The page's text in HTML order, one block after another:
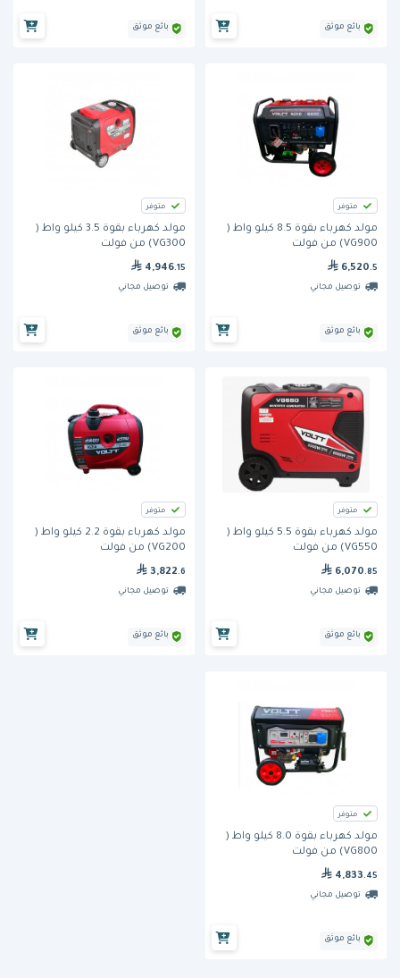
بائع موثق بائع موثق
متوفر
مولد كهرباء بقوة 8.5 كيلو واط (
VG900) من فولت
6,520 .5
توصيل مجاني
بائع موثق
متوفر
مولد كهرباء بقوة 3.5 كيلو واط (
VG300) من فولت
4,946.15
توصيل مجاني
بائع موثق
متوفر
مولد كهرباء بقوة 5.5 كيلو واط (
VG550) من فولت
6,070 .85
توصيل مجاني
بائع موثق
متوفر
مولد كهرباء بقوة 2.2 كيلو واط (
VG200) من فولت
3,822 .6
توصيل مجاني
بائع موثق
متوفر
مولد كهرباء بقوة 8.0 كيلو واط (
VG800) من فولت
4,833 .45
توصيل مجاني
بائع موثق